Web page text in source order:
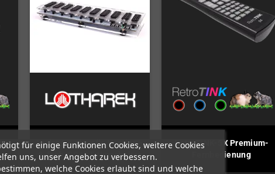
für einige Funktionen Cookies, weitere Cookies
uns, unser Angebot zu verbessern.
welche Cookies erlaubt sind und welche
Hydra 2 - aktuelle Version -
8-fach-SCART-Umschalter
RetroTINK-5X Premium-
Fernbedienung